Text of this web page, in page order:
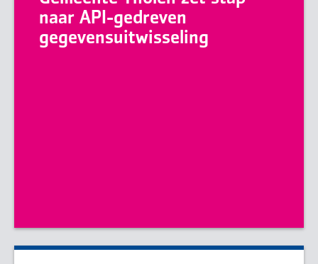
naar API-gedreven
gegevensuitwisseling